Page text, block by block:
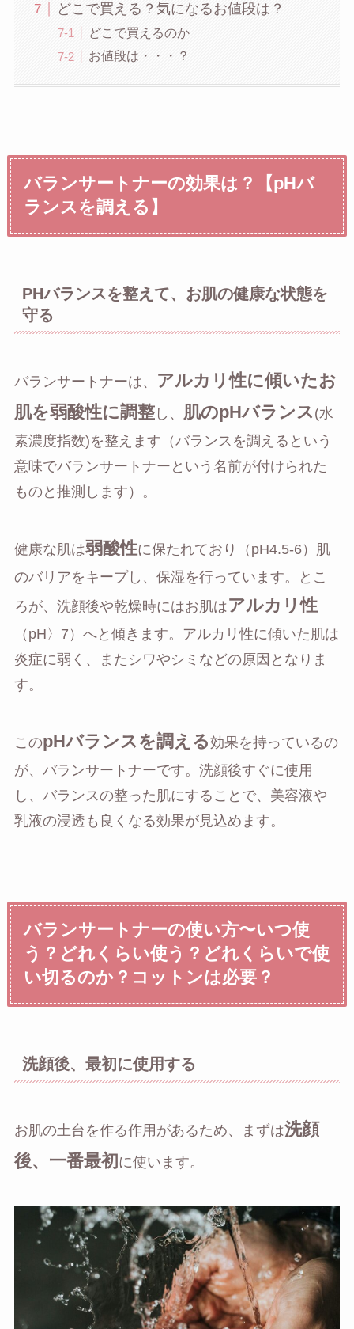
どこで買える？気になるお値段は？
どこで買えるのか
お値段は・・・？
バランサートナーの効果は？【pHバ
ランスを調える】
PHバランスを整えて、お肌の健康な状態を
守る
バランサートナーは、
アルカリ性に傾いたお
肌を弱酸性に調整し、 肌のpHバランス (水
素濃度指数)を整えます（バランスを調えるという
意味でバランサートナーという名前が付けられた
ものと推測します）。
健康な肌は弱酸性に保たれており（pH4.5-6）肌
のバリアをキープし、保湿を行っています。とこ
ろが、洗顔後や乾燥時にはお肌はアルカリ性
（pH〉7）へと傾きます。アルカリ性に傾いた肌は
炎症に弱く、またシワやシミなどの原因となりま
す。
このpHバランスを調える効果を持っているの
が、バランサートナーです。洗顔後すぐに使用
し、バランスの整った肌にすることで、美容液や
乳液の浸透も良くなる効果が見込めます。
バランサートナーの使い方〜いつ使
う？どれくらい使う？どれくらいで使
い切るのか？コットンは必要？
洗顔後、最初に使用する
お肌の土台を作る作用があるため、まずは洗顔
後、一番最初 に使います。